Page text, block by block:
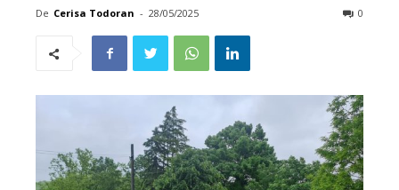
De Cerisa Todoran - 28/05/2025 0